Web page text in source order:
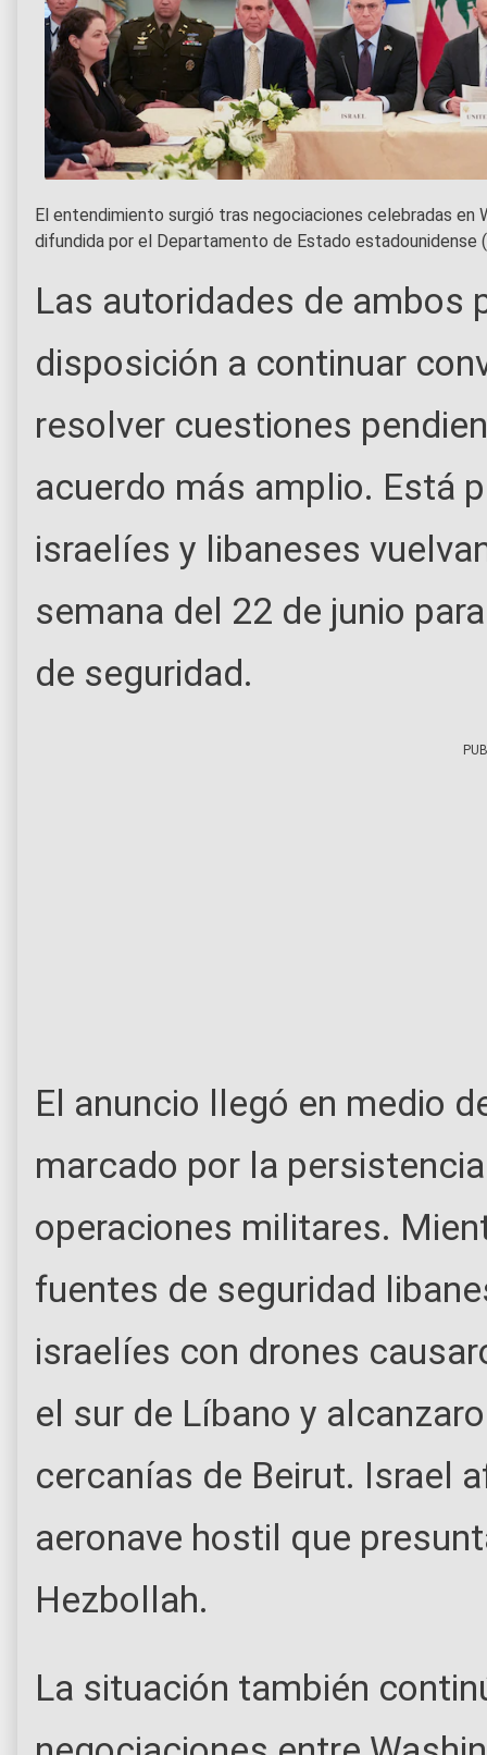
El entendimiento surgió tras negociaciones celebradas en
difundida por el Departamento de Estado estadounidense
Las autoridades de ambos
disposición a continuar
resolver cuestiones
acuerdo más amplio. Está
israelíes y libaneses
semana del 22 de junio
de seguridad.
El anuncio llegó en medio
marcado por la
operaciones militares.
fuentes de seguridad
israelíes con drones
el sur de Líbano y
cercanías de Beirut. Israel
aeronave hostil que
Hezbollah.
La situación también